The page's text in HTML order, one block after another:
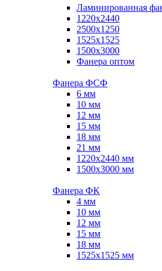
Ламинированная
1220x2440
2500x1250
1525x1525
1500x3000
Фанера оптом
Фанера ФСФ
6 мм
10 мм
12 мм
15 мм
18 мм
21 мм
1220х2440 мм
1500х3000 мм
Фанера ФК
4 мм
10 мм
12 мм
15 мм
18 мм
1525х1525 мм